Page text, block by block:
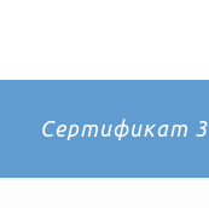
Сертификат 3